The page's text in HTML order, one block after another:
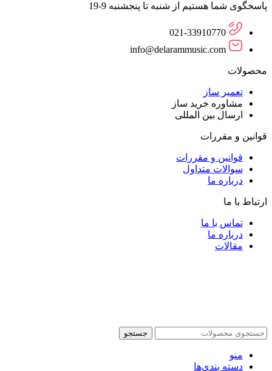
پاسخگوی شما هستیم از شنبه تا پنجشنبه 9-19
021-33910770
info@delarammusic.com
محصولات
تعمیر ساز
مشاوره خرید ساز
ارسال بین المللی
قوانین و مقررات
قوانین و مقررات
سوالات متداول
درباره ما
ارتباط با ما
تماس با ما
درباره ما
مقالات
جستجو
منو
دسته بندی‌ها